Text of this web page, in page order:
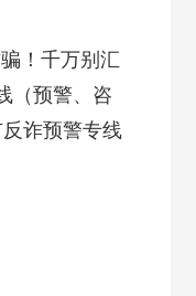
！千万别汇
（预警、咨
诈预警专线